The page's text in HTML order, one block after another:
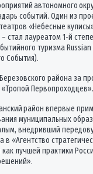
автономного
событий. Один из
«Небесные
стал лауреатом 1-й
туризма
События).
района за
Первопроходцев».
район впервые
муниципальных
внедривший
в «Агентство
лучшей практики